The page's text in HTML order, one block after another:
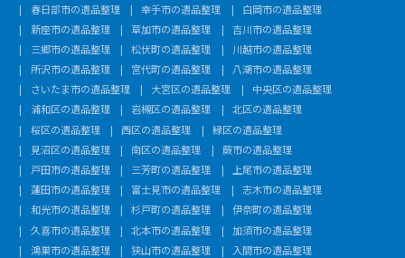
春日部市の遺品整理
幸手市の遺品整理
白岡市の遺品整理
新座市の遺品整理
草加市の遺品整理
吉川市の遺品整理
三郷市の遺品整理
松伏町の遺品整理
川越市の遺品整理
所沢市の遺品整理
宮代町の遺品整理
八潮市の遺品整理
さいたま市の遺品整理
大宮区の遺品整理
中央区の遺品整理
浦和区の遺品整理
岩槻区の遺品整理
北区の遺品整理
桜区の遺品整理
西区の遺品整理
緑区の遺品整理
見沼区の遺品整理
南区の遺品整理
蕨市の遺品整理
戸田市の遺品整理
三芳町の遺品整理
上尾市の遺品整理
蓮田市の遺品整理
富士見市の遺品整理
志木市の遺品整理
和光市の遺品整理
杉戸町の遺品整理
伊奈町の遺品整理
久喜市の遺品整理
北本市の遺品整理
加須市の遺品整理
鴻巣市の遺品整理
狭山市の遺品整理
入間市の遺品整理